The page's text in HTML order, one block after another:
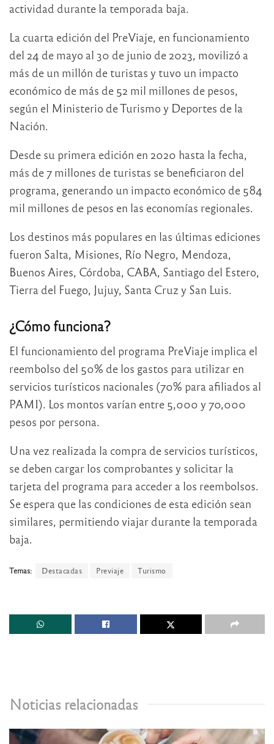
actividad durante la temporada baja.
La cuarta edición del PreViaje, en funcionamiento
del 24 de mayo al 30 de junio de 2023, movilizó a
más de un millón de turistas y tuvo un impacto
económico de más de 52 mil millones de pesos,
según el Ministerio de Turismo y Deportes de la
Nación.
Desde su primera edición en 2020 hasta la fecha,
más de 7 millones de turistas se beneficiaron del
programa, generando un impacto económico de 584
mil millones de pesos en las economías regionales.
Los destinos más populares en las últimas ediciones
fueron Salta, Misiones, Río Negro, Mendoza,
Buenos Aires, Córdoba, CABA, Santiago del Estero,
Tierra del Fuego, Jujuy, Santa Cruz y San Luis.
¿Cómo funciona?
El funcionamiento del programa PreViaje implica el
reembolso del 50% de los gastos para utilizar en
servicios turísticos nacionales (70% para afiliados al
PAMI). Los montos varían entre 5,000 y 70,000
pesos por persona.
Una vez realizada la compra de servicios turísticos,
se deben cargar los comprobantes y solicitar la
tarjeta del programa para acceder a los reembolsos.
Se espera que las condiciones de esta edición sean
similares, permitiendo viajar durante la temporada
baja.
Temas: Destacadas Previaje Turismo
Noticias relacionadas